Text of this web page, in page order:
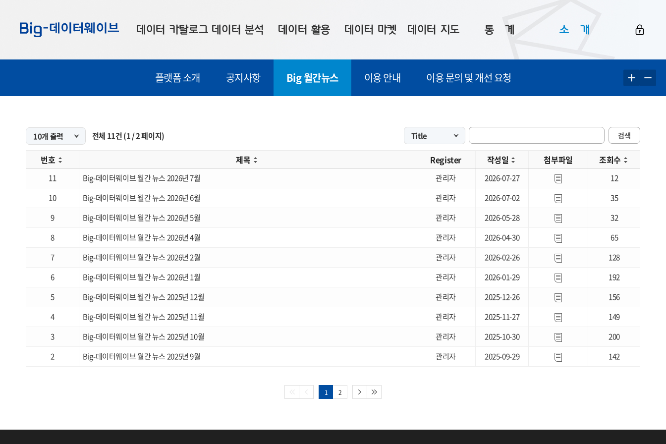
기
기
기
데이터 카탈로그
부산데이터
데이터 제공 신청
데이터 분석
우수사례
데이터 활용
시각화 서비스
데이터 마켓
맞춤형 의뢰
데이터 지도
데이터 현황
시민 공감지도
소상공인365
통ㅤ계
통계로 보는 부산
통계 알림
통계 관련 정보
소ㅤ개
이용 안내
이용 문의 및 개선 요청
플랫폼 소개 공지사항 Big 월간뉴스 이용 안내 이용 문의 및 개선 요청
전체 11건(1/2페이지) 검색
번호 제목 Register 작성일 첨부파일 조회수
11 Big-데이터웨이브 월간 뉴스 2026년 7월 관리자 2026-07-27
12
10
Big-데이터웨이브 월간 뉴스 2026년 6월 관리자 2026-07-02
35
9
Big-데이터웨이브 월간 뉴스 2026년 5월 관리자 2026-05-28
32
8
Big-데이터웨이브 월간 뉴스 2026년 4월 관리자 2026-04-30
65
7
Big-데이터웨이브 월간 뉴스 2026년 2월 관리자 2026-02-26
128
6
Big-데이터웨이브 월간 뉴스 2026년 1월 관리자 2026-01-29
192
5
Big-데이터웨이브 월간 뉴스 2025년 12월 관리자 2025-12-26
156
4
Big-데이터웨이브 월간 뉴스 2025년 11월 관리자 2025-11-27
149
3
Big-데이터웨이브 월간 뉴스 2025년 10월 관리자 2025-10-30
200
2
Big-데이터웨이브 월간 뉴스 2025년 9월 관리자 2025-09-29 142
1 2